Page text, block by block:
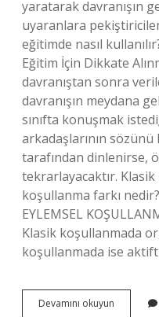
yaratarak davranışın
uyaranlara
eğitimde nasıl
Eğitim İçin Dikkate
davranıştan sonra
davranışın meydana
sınıfta konuşmak
arkadaşlarının
tarafından dinlenirse,
tekrarlayacaktır.
koşullanma farkı
EYLEMSEL
Klasik koşullanmada
koşullanmada ise
Devamını okuyun